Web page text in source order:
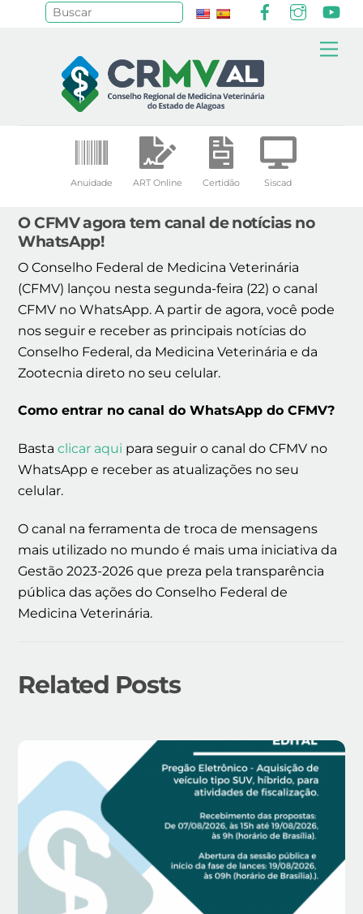
Anuidade ART Online Certidão Siscad
O CFMV agora tem canal de notícias no
WhatsApp!
O Conselho Federal de Medicina Veterinária
(CFMV) lançou nesta segunda-feira (22) o canal
CFMV no WhatsApp. A partir de agora, você pode
nos seguir e receber as principais notícias do
Conselho Federal, da Medicina Veterinária e da
Zootecnia direto no seu celular.
Como entrar no canal do WhatsApp do CFMV?
Bastaclicar aqui para seguir o canal do CFMV no
WhatsApp e receber as atualizações no seu
celular.
O canal na ferramenta de troca de mensagens
mais utilizado no mundo é mais uma iniciativa da
Gestão 2023-2026 que preza pela transparência
pública das ações do Conselho Federal de
Medicina Veterinária.
Related Posts